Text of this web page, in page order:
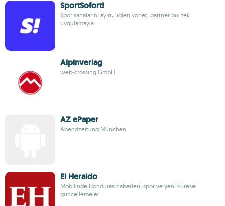
SportSofort!
Spor sahalarını ayırt, ligleri yönet, partner bul tek
uygulamayla
Alpinverlag
web-crossing GmbH
AZ ePaper
Abendzeitung München
El Heraldo
Mobilinde Honduras haberleri, spor ve yeni küresel
güncellemeler